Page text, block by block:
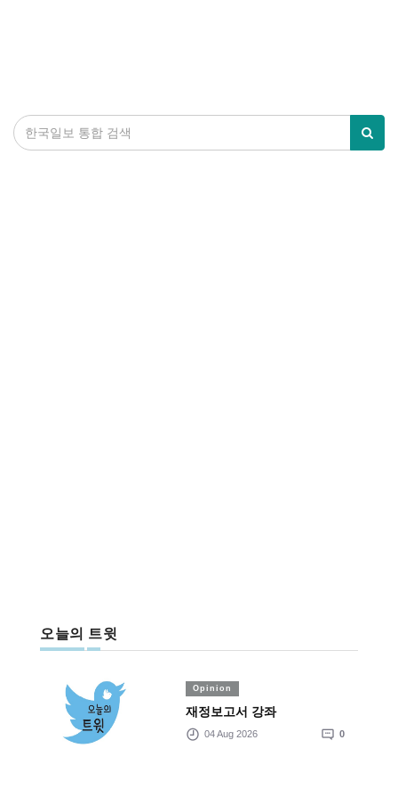
오늘의 트윗
Opinion
재정보고서 강좌
04 Aug 2026 0